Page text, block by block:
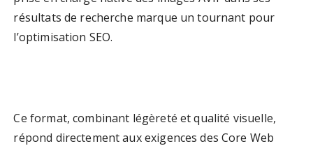
résultats de recherche marque un tournant pour
l’optimisation SEO.
Ce format, combinant légèreté et qualité visuelle,
répond directement aux exigences des Core Web